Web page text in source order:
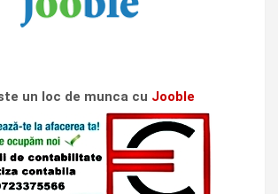
un loc de munca cu Jooble